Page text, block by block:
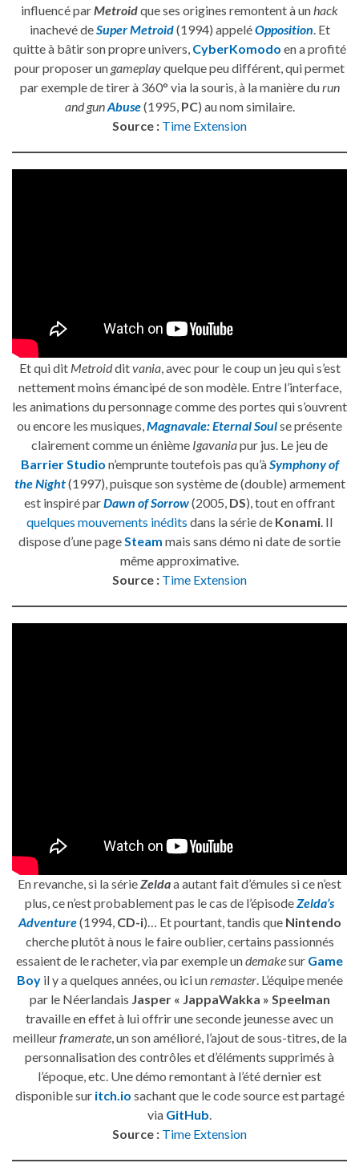
influencé parMetroidque ses origines remontent à unhack
inachevé deSuper Metroid(1994) appeléOpposition. Et
quitte à bâtir son propre univers, CyberKomodo en a profité
pour proposer un gameplayquelque peu différent, qui permet
par exemple de tirer à 360° via la souris, à la manière durun
and gunAbuse(1995, PC) au nom similaire.
Source : Time Extension
Et qui dit Metroidditvania, avec pour le coup un jeu qui s’est
nettement moins émancipé de son modèle. Entre l’interface,
les animations du personnage comme des portes qui s’ouvrent
ou encore les musiques, Magnavale: Eternal Soulse présente
clairement comme un énième Igavaniapur jus. Le jeu de
Barrier Studio n’emprunte toutefois pas qu’àSymphony of
the Night(1997), puisque son système de (double) armement
est inspiré parDawn of Sorrow(2005, DS), tout en offrant
quelques mouvements inédits dans la série de Konami . Il
dispose d’une page Steam mais sans démo ni date de sortie
même approximative.
Source : Time Extension
En revanche, si la sérieZeldaa autant fait d’émules si ce n’est
plus, ce n’est probablement pas le cas de l’épisodeZelda’s
Adventure(1994, CD-i)… Et pourtant, tandis que Nintendo
cherche plutôt à nous le faire oublier, certains passionnés
essaient de le racheter, via par exemple undemakesur Game
Boyil y a quelques années, ou ici unremaster. L’équipe menée
par le Néerlandais Jasper « JappaWakka » Speelman
travaille en effet à lui offrir une seconde jeunesse avec un
meilleurframerate, un son amélioré, l’ajout de sous-titres, de la
personnalisation des contrôles et d’éléments supprimés à
l’époque, etc. Une démo remontant à l’été dernier est
disponible sur itch.io sachant que le code source est partagé
via GitHub.
Source : Time Extension